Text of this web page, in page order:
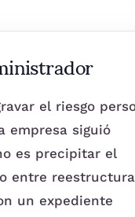
el riesgo
empresa siguió
es precipitar el
entre
un expediente